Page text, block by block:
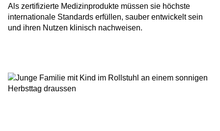
Als zertifizierte Medizinprodukte müssen sie höchste
internationale Standards erfüllen, sauber entwickelt sein
und ihren Nutzen klinisch nachweisen.